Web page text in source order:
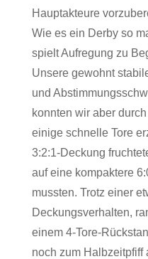
Hauptakteure
Wie es ein Derby so
spielt Aufregung zu
Unsere gewohnt
und
konnten wir aber
einige schnelle Tore
3:2:1-Deckung
auf eine kompaktere
mussten. Trotz einer
Deckungsverhalten,
einem 4-Tore-
noch zum Halbzeitpfiff